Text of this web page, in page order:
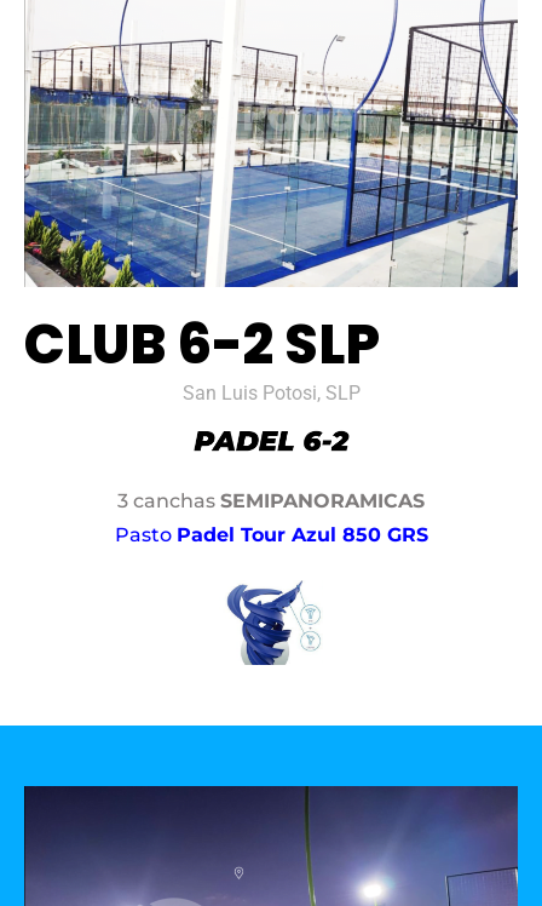
CLUB 6-2 SLP
San Luis Potosi, SLP
3 canchas SEMIPANORAMICAS
Pasto Padel Tour Azul 850 GRS